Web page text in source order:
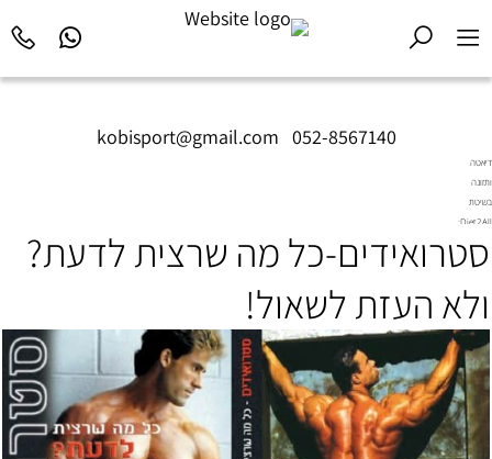
kobisport@gmail.com 052-8567140
דיאטה
ותזונה
בשיטת
Diet2All:
שמאחורי
המושלם.
סטרואידים-כל מה שרצית לדעת?
ולא העזת לשאול!